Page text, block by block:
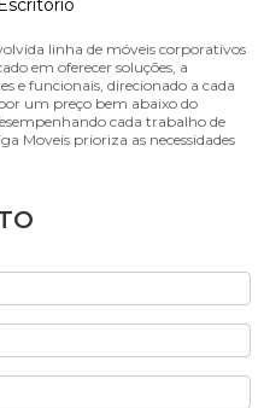
linha de móveis corporativos
em oferecer soluções, a
e funcionais, direcionado a cada
um preço bem abaixo do
cada trabalho de
Moveis prioriza as necessidades